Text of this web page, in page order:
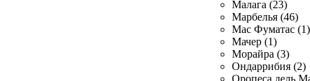
Малага (23)
Марбелья (46)
Мас Фуматас (1)
Мачер (1)
Морайра (3)
Ондаррибия (2)
Оропеса дель